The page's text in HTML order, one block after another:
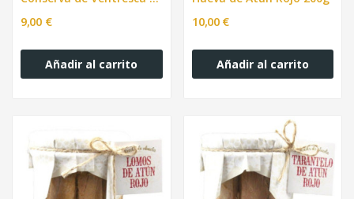
9,00 €
Añadir al carrito
10,00 €
Añadir al carrito